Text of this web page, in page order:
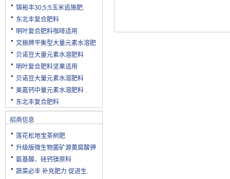
锦裕丰30;5;5玉米追施肥.
东北丰复合肥料
明叶复合肥料咖啡适用
文振牌平衡型大量元素水溶肥
贝诺豆大量元素水溶肥料
明叶复合肥料坚果适用
贝诺豆大量元素水溶肥料
美嘉钙中量元素水溶肥料 .
东北丰复合肥料
招商信息
莲花松地宝茶树肥
升级版微生物菌矿源黄腐酸钾
氨基酸、硅钙镁原料
蔬菜必丰 补充肥力 促进生.